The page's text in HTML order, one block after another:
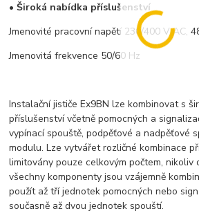
• Široká nabídka příslušenství
Jmenovité pracovní napětí 230/400 V AC,
Jmenovitá frekvence 50/60 Hz
Instalační jističe Ex9BN lze kombinovat s
příslušenství včetně pomocných a
vypínací spouště, podpěťové a nadpěťové
modulu. Lze vytvářet rozličné kombinace
limitovány pouze celkovým počtem, nikoliv
všechny komponenty jsou vzájemně
použít až tří jednotek pomocných nebo
současně až dvou jednotek spouští.